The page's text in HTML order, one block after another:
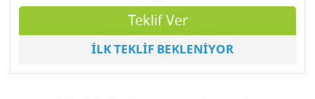
Teklif Ver
İLK TEKLİF BEKLENİYOR